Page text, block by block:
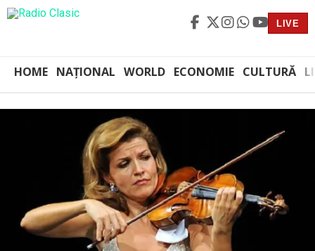
LIVE
HOME NAȚIONAL WORLD ECONOMIE CULTURĂ